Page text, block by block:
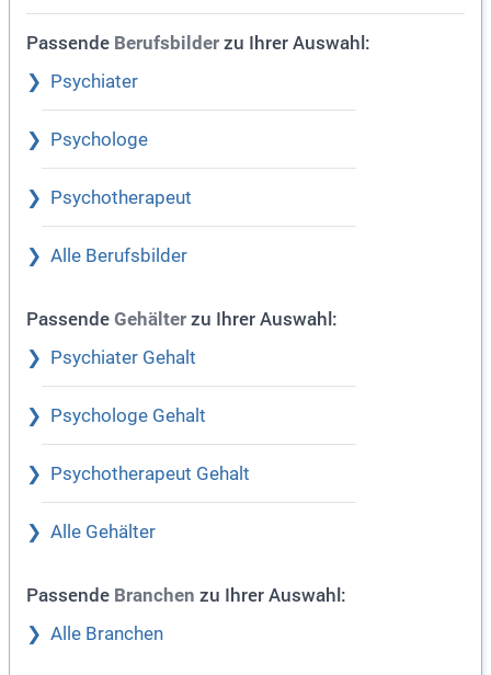
Passende Berufsbilder zu Ihrer Auswahl:
Psychiater
Psychologe
Psychotherapeut
Alle Berufsbilder
Passende Gehälter zu Ihrer Auswahl:
Psychiater Gehalt
Psychologe Gehalt
Psychotherapeut Gehalt
Alle Gehälter
Passende Branchen zu Ihrer Auswahl:
Alle Branchen